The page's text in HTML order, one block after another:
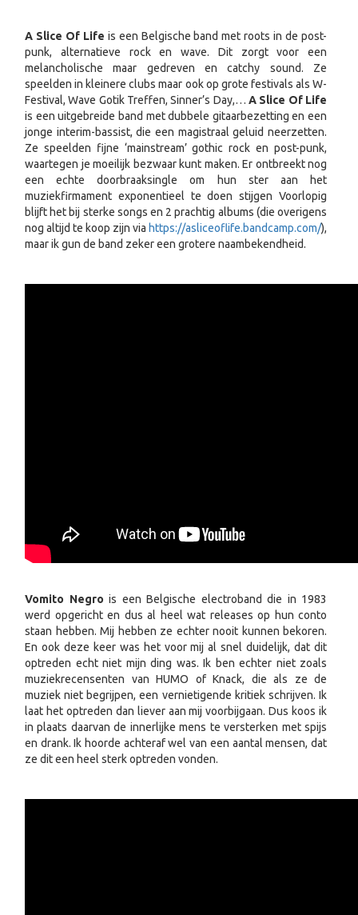
A Slice Of Life is een Belgische band met roots in de post-
punk, alternatieve rock en wave. Dit zorgt voor een
melancholische maar gedreven en catchy sound. Ze
speelden in kleinere clubs maar ook op grote festivals als W-
Festival, Wave Gotik Treffen, Sinner’s Day,… A Slice Of Life
is een uitgebreide band met dubbele gitaarbezetting en een
jonge interim-bassist, die een magistraal geluid neerzetten.
Ze speelden fijne ‘mainstream’ gothic rock en post-punk,
waartegen je moeilijk bezwaar kunt maken. Er ontbreekt nog
een echte doorbraaksingle om hun ster aan het
muziekfirmament exponentieel te doen stijgen Voorlopig
blijft het bij sterke songs en 2 prachtig albums (die overigens
nog altijd te koop zijn via https://asliceoflife.bandcamp.com/),
maar ik gun de band zeker een grotere naambekendheid.
Vomito Negro is een Belgische electroband die in 1983
werd opgericht en dus al heel wat releases op hun conto
staan hebben. Mij hebben ze echter nooit kunnen bekoren.
En ook deze keer was het voor mij al snel duidelijk, dat dit
optreden echt niet mijn ding was. Ik ben echter niet zoals
muziekrecensenten van HUMO of Knack, die als ze de
muziek niet begrijpen, een vernietigende kritiek schrijven. Ik
laat het optreden dan liever aan mij voorbijgaan. Dus koos ik
in plaats daarvan de innerlijke mens te versterken met spijs
en drank. Ik hoorde achteraf wel van een aantal mensen, dat
ze dit een heel sterk optreden vonden.